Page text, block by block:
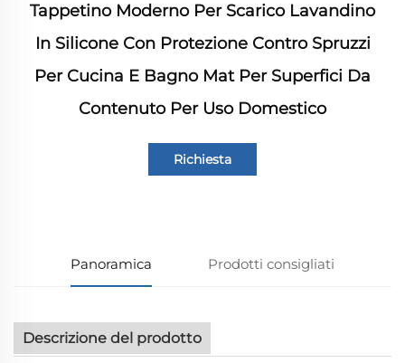
Tappetino Moderno Per Scarico Lavandino
In Silicone Con Protezione Contro Spruzzi
Per Cucina E Bagno Mat Per Superfici Da
Contenuto Per Uso Domestico
Richiesta
Panoramica Prodotti consigliati
Descrizione del prodotto